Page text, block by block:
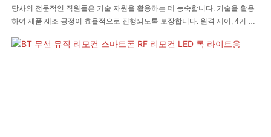
당사의 전문적인 직원들은 기술 자원을 활용하는 데 능숙합니다. 기술을 활용
하여 제품 제조 공정이 효율적으로 진행되도록 보장합니다. 원격 제어, 4키 원
큰 효과를 발휘할 수 있습니다.